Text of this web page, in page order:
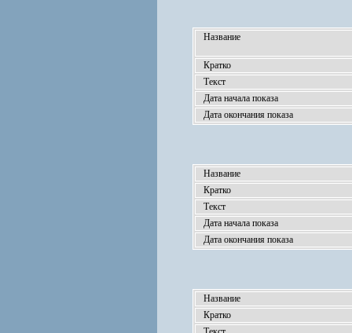
Название
Кратко
Текст
Дата начала показа
Дата окончания показа
Название
Кратко
Текст
Дата начала показа
Дата окончания показа
Название
Кратко